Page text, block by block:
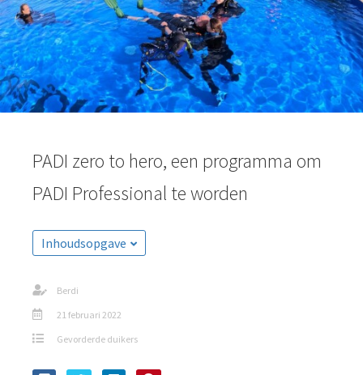
PADI zero to hero, een programma om
PADI Professional te worden
Inhoudsopgave
Berdi
21 februari 2022
Gevorderde duikers